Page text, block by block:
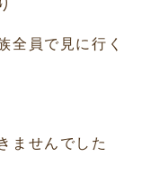
全員で見に行く
ませんでした